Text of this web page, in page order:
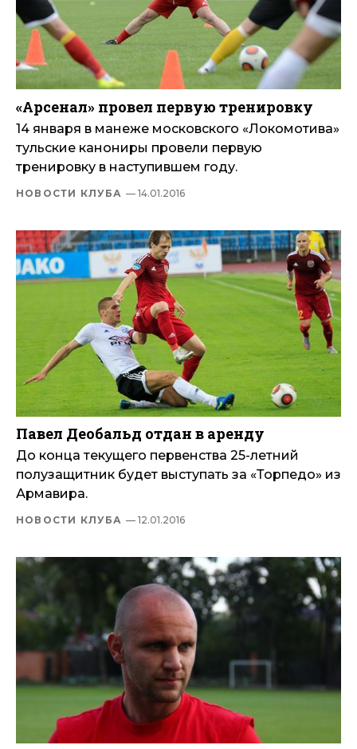
«Арсенал» провел первую тренировку
14 января в манеже московского «Локомотива»
тульские канониры провели первую
тренировку в наступившем году.
НОВОСТИ КЛУБА — 14.01.2016
Павел Деобальд отдан в аренду
До конца текущего первенства 25-летний
полузащитник будет выступать за «Торпедо» из
Армавира.
НОВОСТИ КЛУБА — 12.01.2016